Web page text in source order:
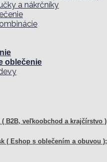
a nákrčníky
oblečenie
B2B, veľkoobchod a krajčírstvo )
( Eshop s oblečením a obuvou );